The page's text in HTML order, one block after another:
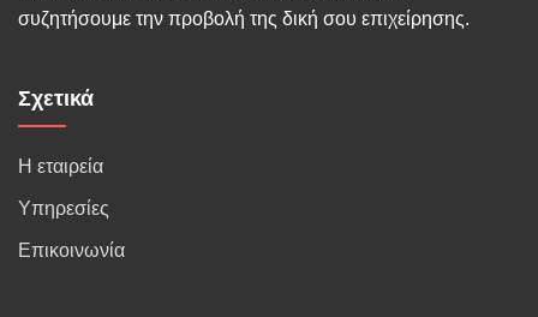
συζητήσουμε την προβολή της δική σου επιχείρησης.
Σχετικά
Η εταιρεία
Υπηρεσίες
Επικοινωνία